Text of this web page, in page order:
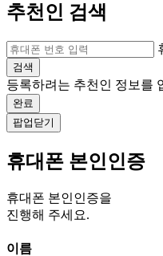
추천인 검색
검색
등록하려는 추천인 정보를
완료
팝업닫기
휴대폰 본인인증
휴대폰 본인인증을
진행해 주세요.
이름